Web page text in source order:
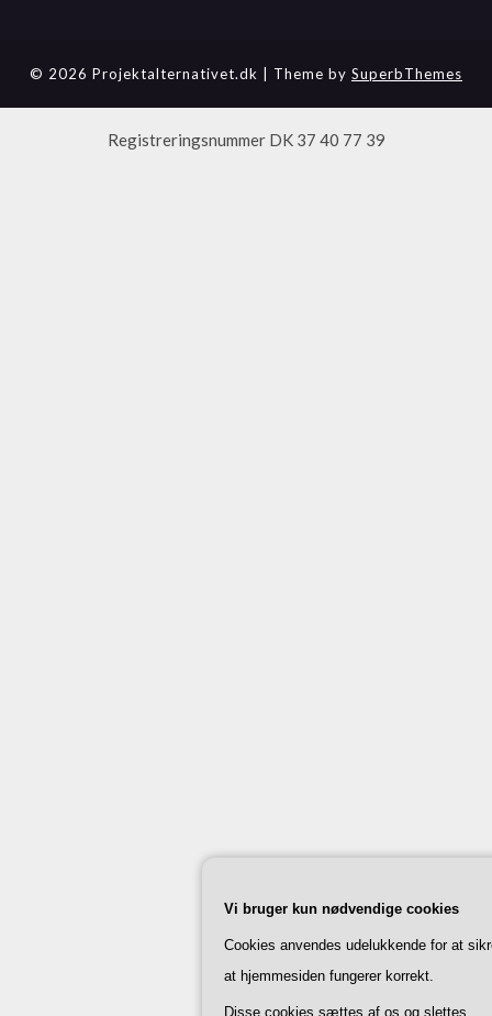
© 2026 Projektalternativet.dk | Theme by SuperbThemes
Registreringsnummer DK 37 40 77 39
Vi bruger kun nødvendige cookies
Cookies anvendes udelukkende for at
at hjemmesiden fungerer korrekt.
Disse cookies sættes af os og slettes